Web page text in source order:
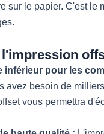
sur le papier. C'est le
inférieur pour les
avez besoin de
vous permettra